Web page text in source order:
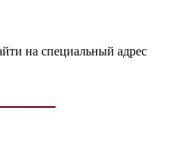
на специальный адрес